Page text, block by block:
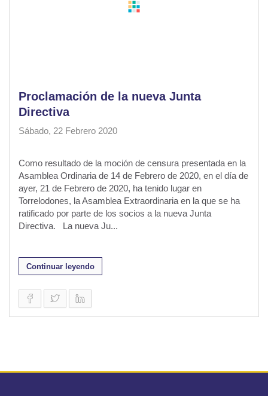
Proclamación de la nueva Junta
Directiva
Sábado, 22 Febrero 2020
Como resultado de la moción de censura presentada en la
Asamblea Ordinaria de 14 de Febrero de 2020, en el día de
ayer, 21 de Febrero de 2020, ha tenido lugar en
Torrelodones, la Asamblea Extraordinaria en la que se ha
ratificado por parte de los socios a la nueva Junta
Directiva. La nueva Ju...
Continuar leyendo